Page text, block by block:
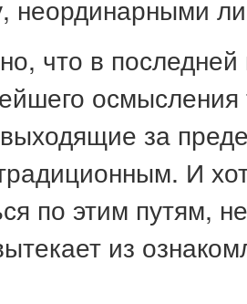
неординарными
что в
за
И
по этим путям,
из